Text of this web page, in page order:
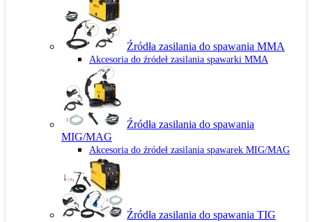
Źródła zasilania do spawania MMA
Akcesoria do źródeł zasilania spawarki MMA
Źródła zasilania do spawania
MIG/MAG
Akcesoria do źródeł zasilania spawarek MIG/MAG
Źródła zasilania do spawania TIG